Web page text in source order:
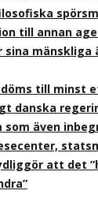
till annan
mänskliga
till minst
danska
som även
att det